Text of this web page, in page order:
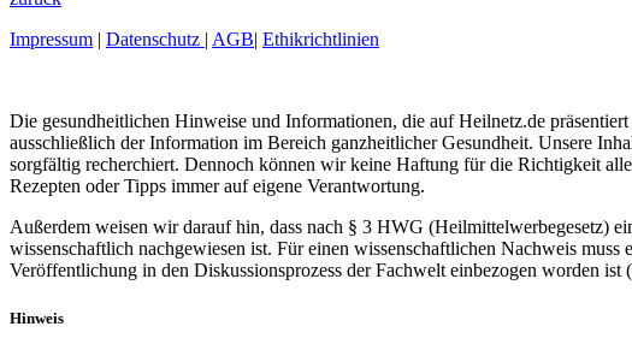
Impressum
Datenschutz AGB Ethikrichtlinien
Die gesundheitlichen Hinweise und Informationen, die auf Heilnetz.de
ausschließlich der Information im Bereich ganzheitlicher Gesundheit. Unsere
sorgfältig recherchiert. Dennoch können wir keine Haftung für die Richtigkeit
Rezepten oder Tipps immer auf eigene Verantwortung.
Außerdem weisen wir darauf hin, dass nach § 3 HWG (Heilmittelwerbegesetz)
wissenschaftlich nachgewiesen ist. Für einen wissenschaftlichen Nachweis
Veröffentlichung in den Diskussionsprozess der Fachwelt einbezogen worden
Hinweis